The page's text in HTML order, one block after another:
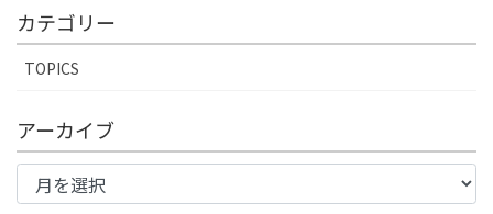
カテゴリー
TOPICS
アーカイブ
ア
ー